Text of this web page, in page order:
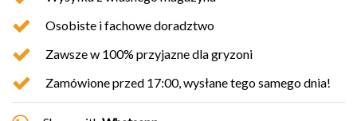
Osobiste i fachowe doradztwo
Zawsze w 100% przyjazne dla gryzoni
Zamówione przed 17:00, wysłane tego samego dnia!